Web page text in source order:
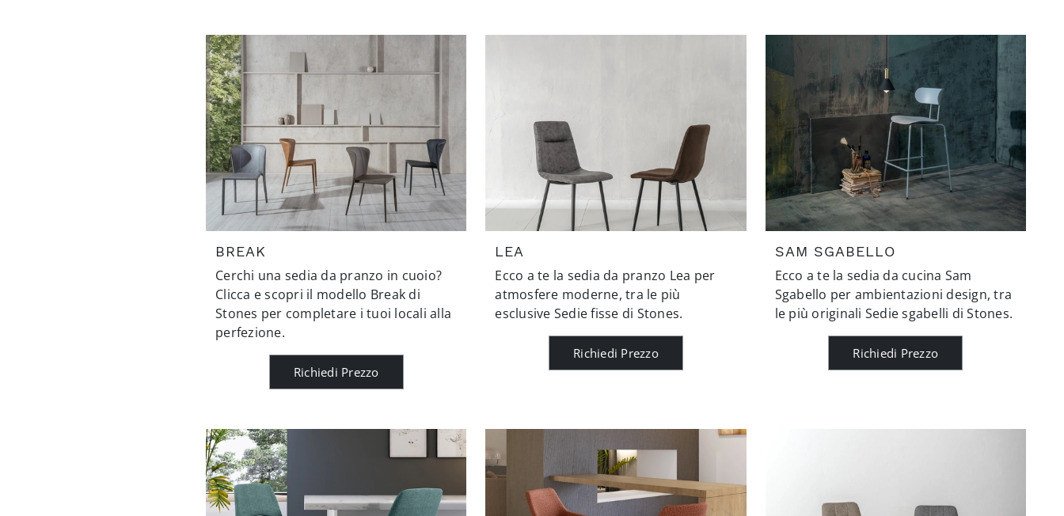
BREAK
Cerchi una sedia da pranzo in cuoio?
Clicca e scopri il modello Break di
Stones per completare i tuoi locali alla
perfezione.
Richiedi Prezzo
LEA
Ecco a te la sedia da pranzo Lea per
atmosfere moderne, tra le più
esclusive Sedie fisse di Stones.
Richiedi Prezzo
SAM SGABELLO
Ecco a te la sedia da cucina Sam
Sgabello per ambientazioni design, tra
le più originali Sedie sgabelli di Stones.
Richiedi Prezzo